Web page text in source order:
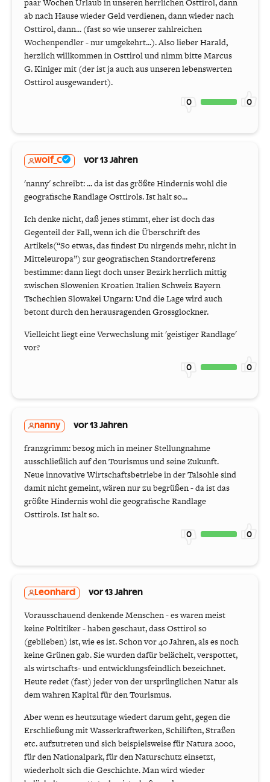
ab nach Hause wieder Geld verdienen, dann wieder nach
Osttirol, dann... (fast so wie unserer zahlreichen
Wochenpendler - nur umgekehrt...). Also lieber Harald,
herzlich willkommen in Osttirol und nimm bitte Marcus
G. Kiniger mit (der ist ja auch aus unseren lebenswerten
Osttirol ausgewandert).
0 0
wolf_C vor 13 Jahren
'nanny' schreibt: ... da ist das größte Hindernis wohl die
geografische Randlage Osttirols. Ist halt so...
Ich denke nicht, daß jenes stimmt, eher ist doch das
Gegenteil der Fall, wenn ich die Überschrift des
Artikels(“So etwas, das findest Du nirgends mehr, nicht in
Mitteleuropa”) zur geografischen Standortreferenz
bestimme: dann liegt doch unser Bezirk herrlich mittig
zwischen Slowenien Kroatien Italien Schweiz Bayern
Tschechien Slowakei Ungarn: Und die Lage wird auch
betont durch den herausragenden Grossglockner.
Vielleicht liegt eine Verwechslung mit 'geistiger Randlage'
vor?
0 0
nanny vor 13 Jahren
franzgrimm: bezog mich in meiner Stellungnahme
ausschließlich auf den Tourismus und seine Zukunft.
Neue innovative Wirtschaftsbetriebe in der Talsohle sind
damit nicht gemeint, wären nur zu begrüßen - da ist das
größte Hindernis wohl die geografische Randlage
Osttirols. Ist halt so.
0 0
Leonhard vor 13 Jahren
Vorausschauend denkende Menschen - es waren meist
keine Poltitiker - haben geschaut, dass Osttirol so
(geblieben) ist, wie es ist. Schon vor 40 Jahren, als es noch
keine Grünen gab. Sie wurden dafür belächelt, verspottet,
als wirtschafts- und entwicklungsfeindlich bezeichnet.
Heute redet (fast) jeder von der ursprünglichen Natur als
dem wahren Kapital für den Tourismus.
Aber wenn es heutzutage wiedert darum geht, gegen die
Erschließung mit Wasserkraftwerken, Schiliften, Straßen
etc. aufzutreten und sich beispielsweise für Natura 2000,
für den Nationalpark, für den Naturschutz einsetzt,
wiederholt sich die Geschichte. Man wird wieder